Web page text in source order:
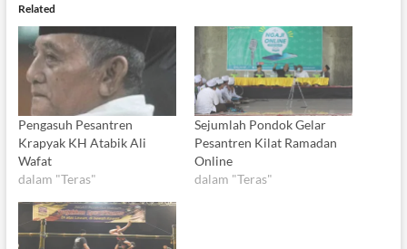
Related
Pengasuh Pesantren
Krapyak KH Atabik Ali
Wafat
dalam "Teras"
Sejumlah Pondok Gelar
Pesantren Kilat Ramadan
Online
dalam "Teras"